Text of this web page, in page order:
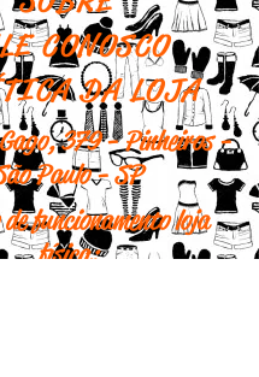
12 cm x 12 cm
CONOSCO
DA LOJA
379 - Pinheiros -
Paulo - SP
funcionamento loja
física: